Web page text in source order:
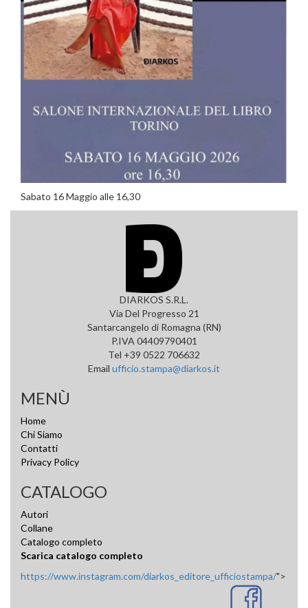
Sabato 16 Maggio alle 16,30
DIARKOS S.R.L.
Via Del Progresso 21
Santarcangelo di Romagna (RN)
P.IVA 04409790401
Tel +39 0522 706632
Email ufficio.stampa@diarkos.it
MENÙ
Home
Chi Siamo
Contatti
Privacy Policy
CATALOGO
Autori
Collane
Catalogo completo
Scarica catalogo completo
https://www.instagram.com/diarkos_editore_ufficiostampa/">